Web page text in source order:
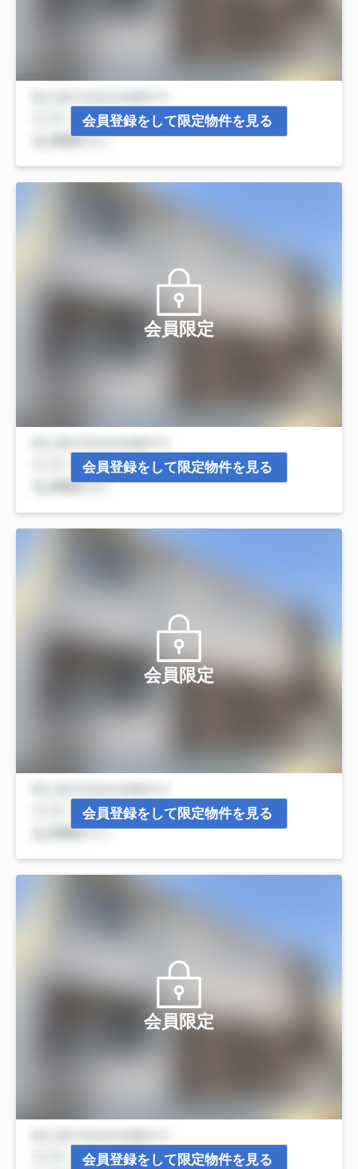
会員登録をして限定物件を見る
会員限定
会員登録をして限定物件を見る
会員限定
会員登録をして限定物件を見る
会員限定
会員登録をして限定物件を見る